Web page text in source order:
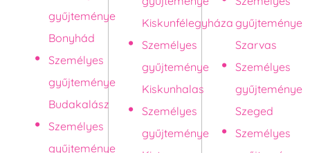
gyűjteménye
Bonyhád
Személyes
gyűjteménye
Budakalász
Személyes
gyűjteménye
Kiskunfélegyháza
Személyes
gyűjteménye
Kiskunhalas
Személyes
gyűjteménye
gyűjteménye
Szarvas
Személyes
gyűjteménye
Szeged
Személyes